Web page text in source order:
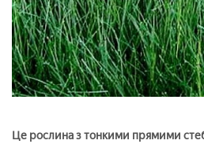
Це рослина з тонкими прямими